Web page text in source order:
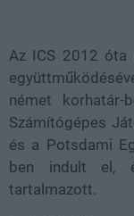
Az ICS 2012 óta
német korhatár-
Számítógépes
és a Potsdami
ben indult el,
tartalmazott.